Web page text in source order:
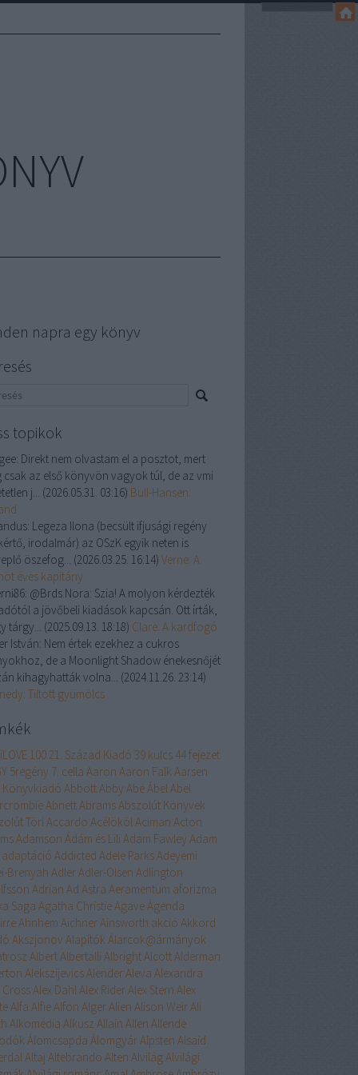
napra egy könyv
topikok
Direkt nem olvastam el a posztot, mert
csak az első könyvön vagyok túl, de az vmi
j... (2026.05.31. 03:16) Bull-Hansen:
Legeza Ilona (becsült ifjusági regény
irodalmár) az OSzK egyik neten is
öszefog... (2026.03.25. 16:14) Verne: A
éves kapitány
@Brds.Nora: Szia! A molyon kérdezték
a jövőbeli kiadások kapcsán. Ott írták,
tárgy... (2025.09.13. 18:18) Clare: A kardfogó
István: Nem értek ezekhez a cukros
de a Moonlight Shadow énekesnőjét
kihagyhatták volna... (2024.11.26. 23:14)
Tiltott gyümölcs
100 21. Század Kiadó 39 kulcs 44 fejezet
5regény 7. cella Aaron Aaron Falk Aarsen
Könyvkiadó AbbottAbby AbéÁbelAbel
AbnettAbramsAbszolút Könyvek
Töri Accardo AcélökölAciman Acton
Adamson Ádám és Lili Adam Fawley Adam
adaptáció Addicted Adele ParksAdeyemi
Brenyah AdlerAdler-Olsen Adlington
Adrian Ad Astra Aeramentum aforizma
Saga Agatha ChristieAgaveÁgenda
Ahnhem AichnerAinsworth akció Akkord
Akszjonov Alapítók Álarcok@ármányok
AlbertAlbertalli AlbrightAlcottAlderman
AlekszijevicsAlenderAleva Alexandra
CrossAlex DahlAlex RiderAlex Stern Alex
Alfa AlfieAlfon AlgerAlien Alison WeirAli
Alkomédia Alkusz Allain Allen Allende
Álomcsapda ÁlomgyárAlpsten Alsaid
Altaj Altebrando Alten AlvilágAlvilági